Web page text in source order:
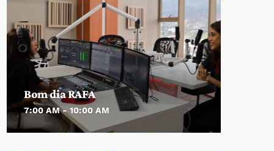
Bom dia RAFA
7:00 AM - 10:00 AM